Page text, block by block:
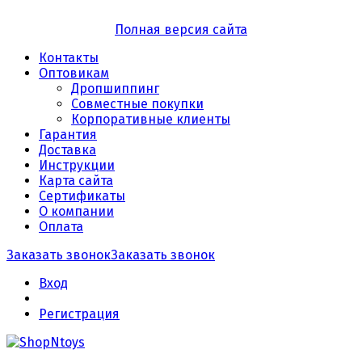
Полная версия сайта
Контакты
Оптовикам
Дропшиппинг
Совместные покупки
Корпоративные клиенты
Гарантия
Доставка
Инструкции
Карта сайта
Сертификаты
О компании
Оплата
Заказать звонокЗаказать звонок
Вход
Регистрация